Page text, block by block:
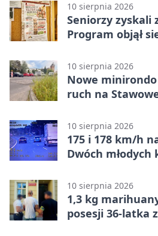
10 sierpnia 2026
Seniorzy zyskali
Program objął
10 sierpnia 2026
Nowe
ruch na
10 sierpnia 2026
175 i 178 km/h
Dwóch młodych
10 sierpnia 2026
1,3 kg
posesji 36-latka